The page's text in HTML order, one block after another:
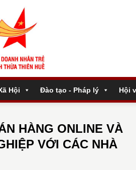
Hội Đào tạo - Pháp lý Hội
HÀNG ONLINE VÀ
VỚI CÁC NHÀ